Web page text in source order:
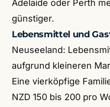
Adelaide oder Perth
günstiger.
Lebensmittel und
Neuseeland:
aufgrund kleineren
Eine vierköpfige
NZD 150 bis 200 pro